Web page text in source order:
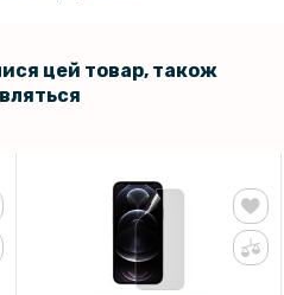
саse для Samsung Galaxy M14
цей товар, також